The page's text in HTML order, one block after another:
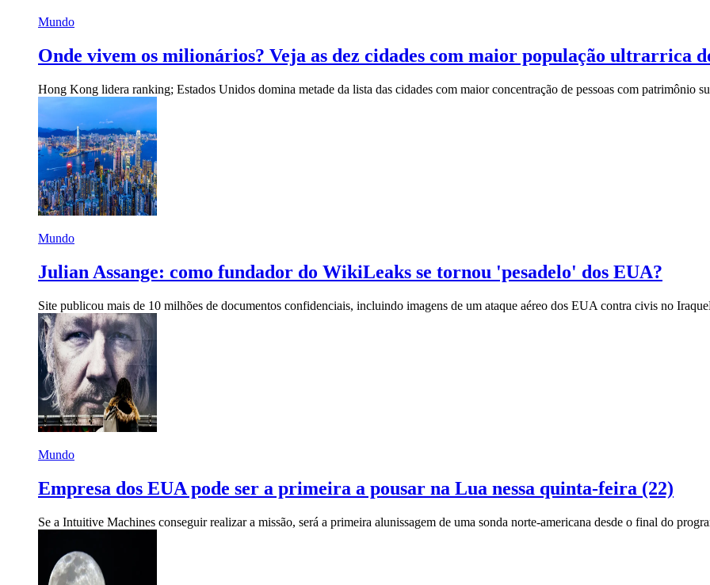
Mundo
Onde vivem os milionários? Veja as dez cidades com maior população ultrarrica
Hong Kong lidera ranking; Estados Unidos domina metade da lista das cidades com maior concentração de pessoas com patrimônio
Mundo
Julian Assange: como fundador do WikiLeaks se tornou 'pesadelo' dos EUA?
Site publicou mais de 10 milhões de documentos confidenciais, incluindo imagens de um ataque aéreo dos EUA contra civis no Iraque
Mundo
Empresa dos EUA pode ser a primeira a pousar na Lua nessa quinta-feira (22)
Se a Intuitive Machines conseguir realizar a missão, será a primeira alunissagem de uma sonda norte-americana desde o final do